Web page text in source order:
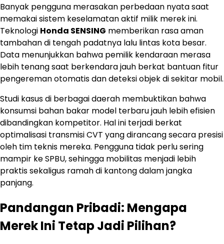
Banyak pengguna merasakan perbedaan nyata saat
memakai sistem keselamatan aktif milik merek ini.
Teknologi Honda SENSING memberikan rasa aman
tambahan di tengah padatnya lalu lintas kota besar.
Data menunjukkan bahwa pemilik kendaraan merasa
lebih tenang saat berkendara jauh berkat bantuan fitur
pengereman otomatis dan deteksi objek di sekitar mobil.
Studi kasus di berbagai daerah membuktikan bahwa
konsumsi bahan bakar model terbaru jauh lebih efisien
dibandingkan kompetitor. Hal ini terjadi berkat
optimalisasi transmisi CVT yang dirancang secara presisi
oleh tim teknis mereka. Pengguna tidak perlu sering
mampir ke SPBU, sehingga mobilitas menjadi lebih
praktis sekaligus ramah di kantong dalam jangka
panjang.
Pandangan Pribadi: Mengapa
Merek Ini Tetap Jadi Pilihan?